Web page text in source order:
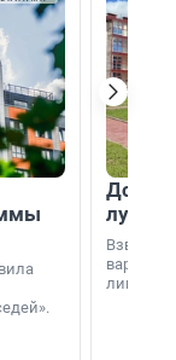
Дом
лучше
лишнего